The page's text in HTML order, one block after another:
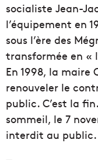
socialiste Jean-
l’équipement en
sous l’ère des
transformée en «
En 1998, la maire
renouveler le
public. C’est la
sommeil, le 7
interdit au public.